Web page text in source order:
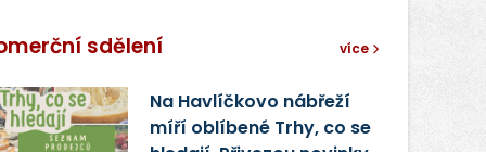
sdělení více
Na Havlíčkovo nábřeží
míří oblíbené Trhy, co se